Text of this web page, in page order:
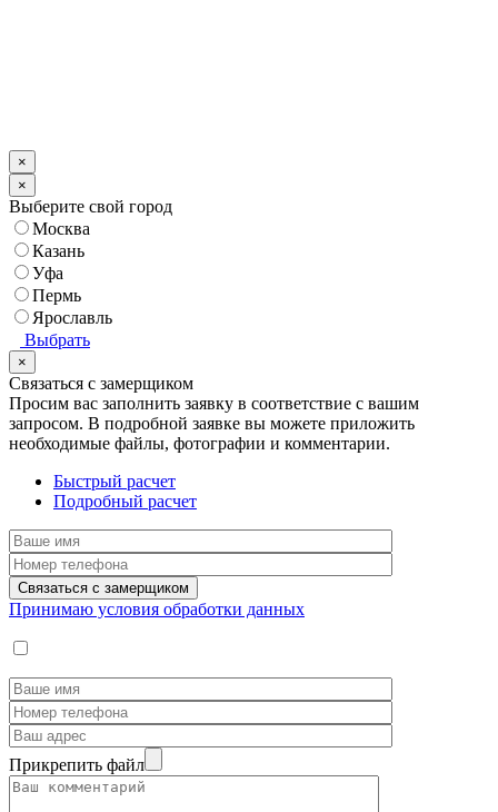
×
×
Выберите свой город
Москва
Казань
Уфа
Пермь
Ярославль
Выбрать
×
Связаться с замерщиком
Просим вас заполнить заявку в соответствие с вашим
запросом. В подробной заявке вы можете приложить
необходимые файлы, фотографии и комментарии.
Быстрый расчет
Подробный расчет
Принимаю условия обработки данных
Прикрепить файл